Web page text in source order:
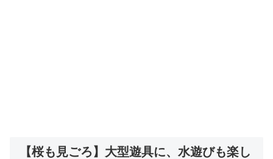
【桜も見ごろ】大型遊具に、水遊びも楽し